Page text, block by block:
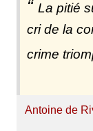
La pitié
cri de la
crime
Antoine de